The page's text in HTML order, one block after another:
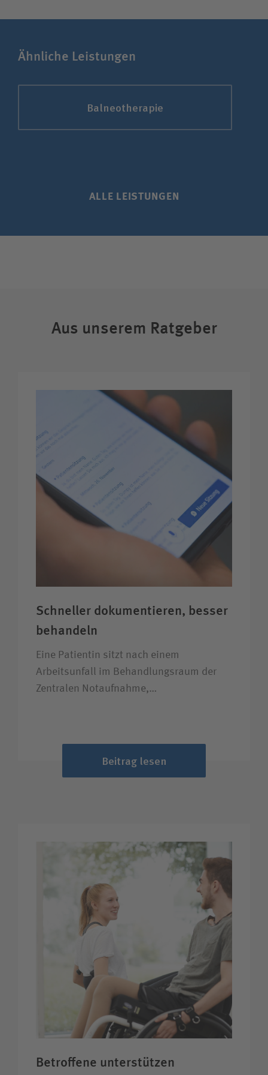
Bewerberin / Bewerber
Journalistin / Journalist
Ähnliche Leistungen
Balneotherapie
ALLE LEISTUNGEN
Aus unserem Ratgeber
Schneller dokumentieren, besser
behandeln
Eine Patientin sitzt nach einem
Arbeitsunfall im Behandlungsraum der
Zentralen Notaufnahme,…
Beitrag lesen
Betroffene unter­stützen